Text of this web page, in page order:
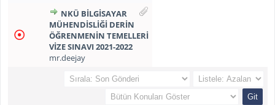
NKÜ BILGISAYAR
MÜHENDISLIĞI DERIN
ÖĞRENMENIN TEMELLERI
VIZE SINAVI 2021-2022
mr.deejay